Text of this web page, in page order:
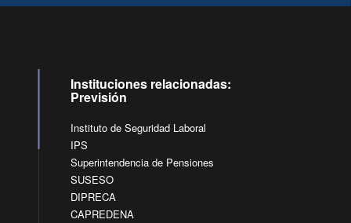
Instituciones relacionadas:
Previsión
Instituto de Seguridad Laboral
IPS
Superintendencia de Pensiones
SUSESO
DIPRECA
CAPREDENA